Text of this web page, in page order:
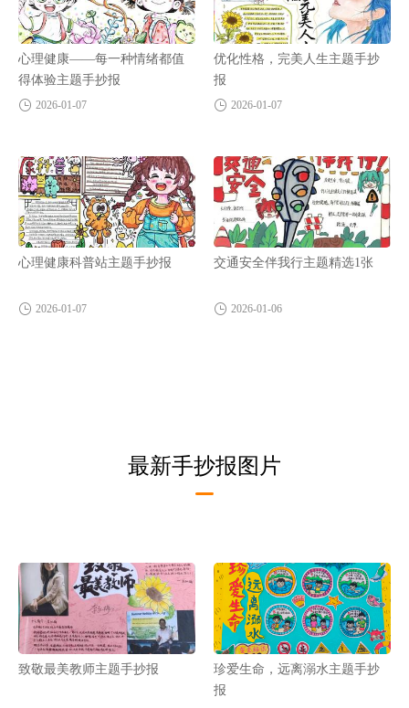
心理健康——每一种情绪都值
得体验主题手抄报
2026-01-07
优化性格，完美人生主题手抄
报
2026-01-07
心理健康科普站主题手抄报
2026-01-07
交通安全伴我行主题精选1张
2026-01-06
最新手抄报图片
致敬最美教师主题手抄报
珍爱生命，远离溺水主题手抄
报